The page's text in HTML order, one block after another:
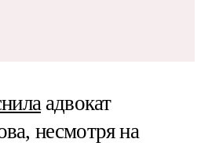
адвокат
несмотря на